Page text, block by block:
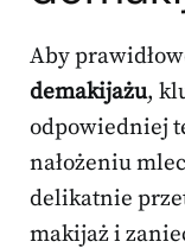
Aby
demakijażu,
odpowiedniej
nałożeniu
delikatnie
makijaż i